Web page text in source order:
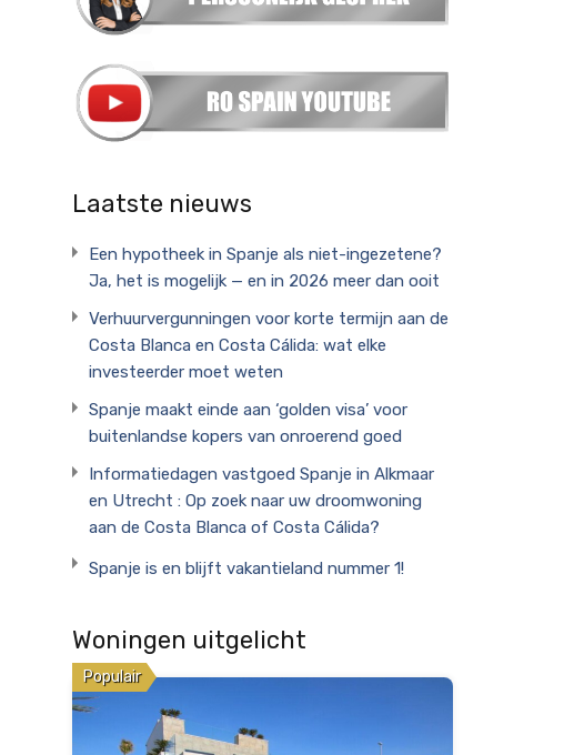
Laatste nieuws
Een hypotheek in Spanje als niet-ingezetene?
Ja, het is mogelijk — en in 2026 meer dan ooit
Verhuurvergunningen voor korte termijn aan de
Costa Blanca en Costa Cálida: wat elke
investeerder moet weten
Spanje maakt einde aan ‘golden visa’ voor
buitenlandse kopers van onroerend goed
Informatiedagen vastgoed Spanje in Alkmaar
en Utrecht : Op zoek naar uw droomwoning
aan de Costa Blanca of Costa Cálida?
Spanje is en blijft vakantieland nummer 1!
Woningen uitgelicht
Populair